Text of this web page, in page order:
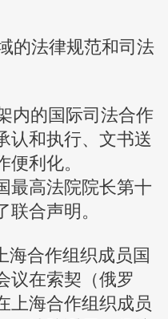
的法律规范和司法
内的国际司法合作
认和执行、文书送
利化。
最高法院院长第十
合声明。
海合作组织成员国
议在索契（俄罗
上海合作组织成员